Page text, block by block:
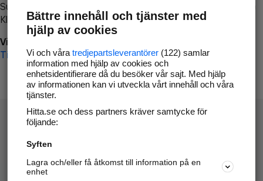
Surfa till
Klicka påTillbaka-knappen i webbläsaren och försök igen
Vi beklagar besväret!
Till startsidan
Hitta.se - Gratis nummerupplysning.
Sök företag, personer och platser.
Bättre innehåll och tjänster med
hjälp av cookies
Vi och våra tredjepartsleverantörer(122) samlar
information med hjälp av cookies och
enhetsidentifierare då du besöker vår sajt. Med hjälp
av informationen kan vi utveckla vårt innehåll och våra
tjänster.
Hitta.se och dess partners kräver samtycke för
följande:
Syften
Lagra och/eller få åtkomst till information på en
enhet